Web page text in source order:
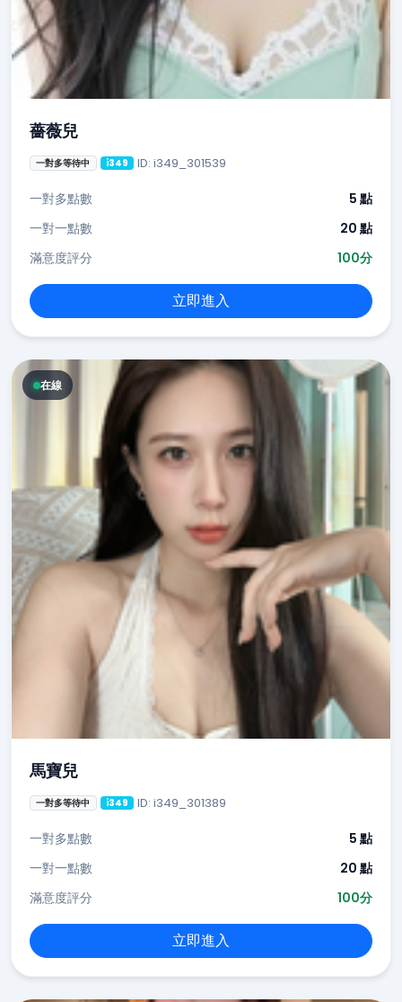
薔薇兒
一對多等待中 i349 ID: i349_301539
一對多點數
5 點
一對一點數
20 點
滿意度評分
100分
立即進入
在線
馬寶兒
一對多等待中 i349 ID: i349_301389
一對多點數
5 點
一對一點數
20 點
滿意度評分
100分
立即進入